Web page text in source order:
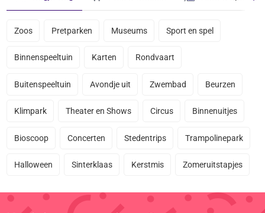
Zoos Pretparken Museums Sport en spel
Binnenspeeltuin Karten Rondvaart
Buitenspeeltuin Avondje uit Zwembad Beurzen
Klimpark Theater en Shows Circus Binnenuitjes
Bioscoop Concerten Stedentrips Trampolinepark
Halloween Sinterklaas Kerstmis Zomeruitstapjes